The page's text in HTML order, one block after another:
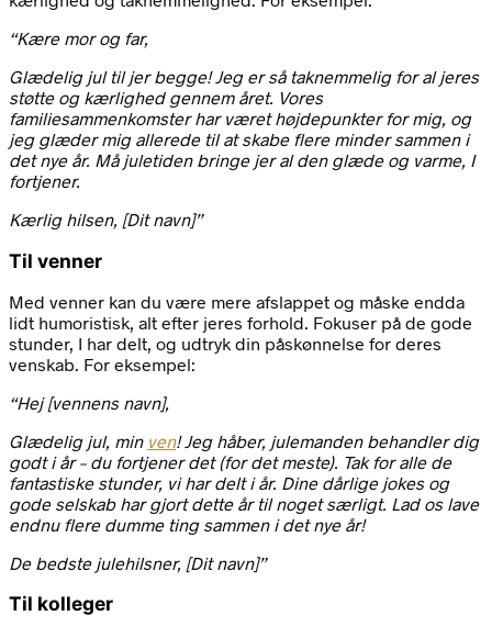
“Kære mor og far,
Glædelig jul til jer begge! Jeg er så taknemmelig for al jeres
støtte og kærlighed gennem året. Vores
familiesammenkomster har været højdepunkter for mig, og
jeg glæder mig allerede til at skabe flere minder sammen i
det nye år. Må juletiden bringe jer al den glæde og varme, I
fortjener.
Kærlig hilsen, [Dit navn]”
Til venner
Med venner kan du være mere afslappet og måske endda
lidt humoristisk, alt efter jeres forhold. Fokuser på de gode
stunder, I har delt, og udtryk din påskønnelse for deres
venskab. For eksempel:
“Hej [vennens navn],
Glædelig jul, min ven! Jeg håber, julemanden behandler dig
godt i år – du fortjener det (for det meste). Tak for alle de
fantastiske stunder, vi har delt i år. Dine dårlige jokes og
gode selskab har gjort dette år til noget særligt. Lad os lave
endnu flere dumme ting sammen i det nye år!
De bedste julehilsner, [Dit navn]”
Til kolleger